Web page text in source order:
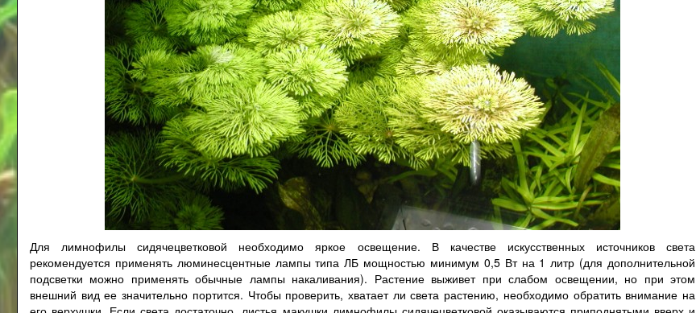
Для лимнофилы сидячецветковой необходимо яркое освещение. В качестве искусственных источников света
рекомендуется применять люминесцентные лампы типа ЛБ мощностью минимум 0,5 Вт на 1 литр (для дополнительной
подсветки можно применять обычные лампы накаливания). Растение выживет при слабом освещении, но при этом
внешний вид ее значительно портится. Чтобы проверить, хватает ли света растению, необходимо обратить внимание на